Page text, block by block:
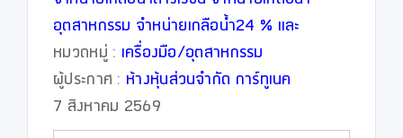
อุตสาหกรรม จำหน่ายเกลือน้ำ24 % และ
จำหน่ายเอทานอลราคาโรงงาน
หมวดหมู่ : เครื่องมือ/อุตสาหกรรม
ผู้ประกาศ : ห้างหุ้นส่วนจำกัด การ์ทูเนค
7 สิงหาคม 2569